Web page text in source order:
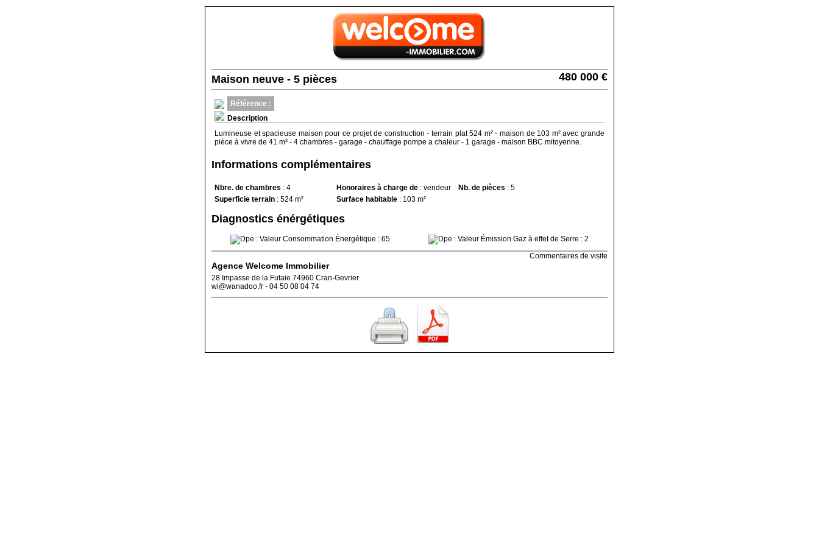
Maison neuve - 5 pièces 480 000 €
Référence :
Description
Lumineuse et spacieuse maison pour ce projet de construction - terrain plat 524 m² - maison de 103 m² avec grande
pièce à vivre de 41 m² - 4 chambres - garage - chauffage pompe a chaleur - 1 garage - maison BBC mitoyenne.
Informations complémentaires
Nbre. de chambres : 4 Honoraires à charge de : vendeur Nb. de pièces : 5
Superficie terrain : 524 m² Surface habitable : 103 m²
Diagnostics énérgétiques
Agence Welcome Immobilier
28 Impasse de la Futaie 74960 Cran-Gevrier
wi@wanadoo.fr - 04 50 08 04 74
Commentaires de visite